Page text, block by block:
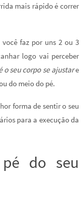
mais rápido é correr
faz por uns 2 ou 3
logo vai perceber
o seu corpo se ajustare
do meio do pé.
forma de sentir o seu
para a execução da
do seu